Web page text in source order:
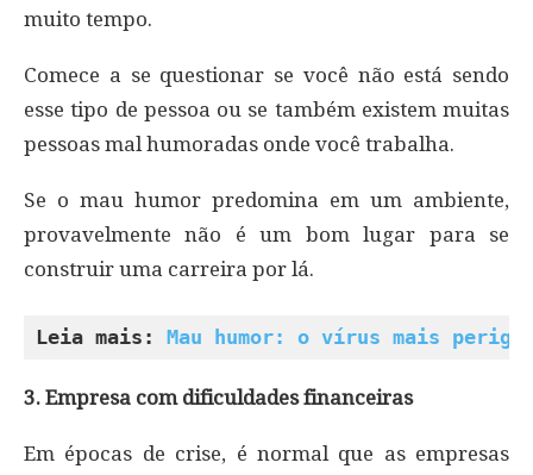
muito tempo.
Comece a se questionar se você não está sendo
esse tipo de pessoa ou se também existem muitas
pessoas mal humoradas onde você trabalha.
Se o mau humor predomina em um ambiente,
provavelmente não é um bom lugar para se
construir uma carreira por lá.
Leia mais: Mau humor: o vírus mais
3. Empresa com dificuldades financeiras
Em épocas de crise, é normal que as empresas